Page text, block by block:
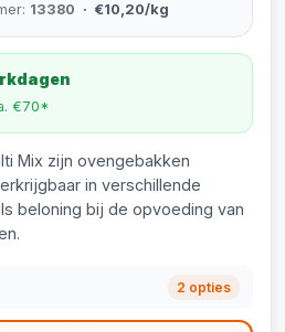
13380 · €10,20/kg
€70*
Mix zijn ovengebakken
in verschillende
beloning bij de opvoeding van
2 opties